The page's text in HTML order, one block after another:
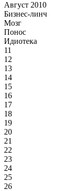
Август 2010
Бизнес-линч
Мозг
Понос
Идиотека
11
12
13
14
15
16
17
18
19
20
21
22
23
24
25
26